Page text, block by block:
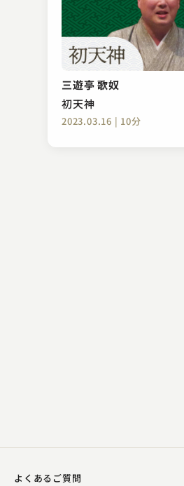
三遊亭 歌奴
初天神
2023.03.16 | 10分
古今亭 志ん陽
猫と金魚
2023.02.25 | 14分
よくあるご質問